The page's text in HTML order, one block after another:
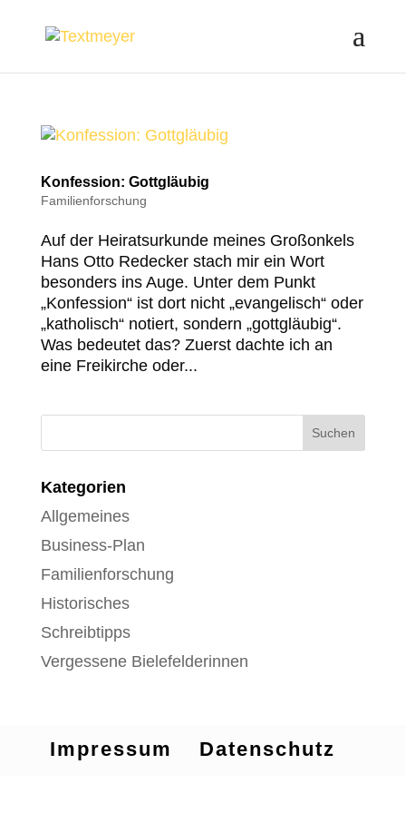
Konfession: Gottgläubig
Familienforschung
Auf der Heiratsurkunde meines Großonkels
Hans Otto Redecker stach mir ein Wort
besonders ins Auge. Unter dem Punkt
„Konfession“ ist dort nicht „evangelisch“ oder
„katholisch“ notiert, sondern „gottgläubig“.
Was bedeutet das? Zuerst dachte ich an
eine Freikirche oder...
Kategorien
Allgemeines
Business-Plan
Familienforschung
Historisches
Schreibtipps
Vergessene Bielefelderinnen
Impressum Datenschutz